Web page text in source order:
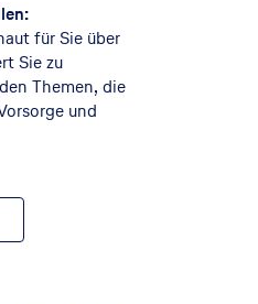
für Sie über
Sie zu
Themen, die
und